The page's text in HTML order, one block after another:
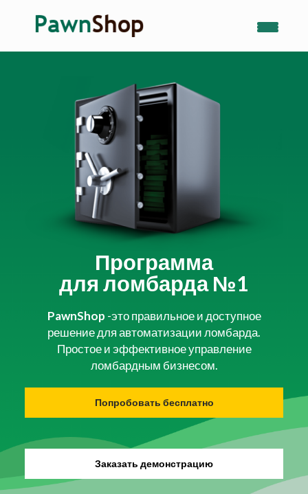
Программа
для ломбарда №1
PawnShop -это правильное и доступное
решение для автоматизации ломбарда.
Простое и эффективное управление
ломбардным бизнесом.
Попробовать бесплатно
Заказать демонстрацию